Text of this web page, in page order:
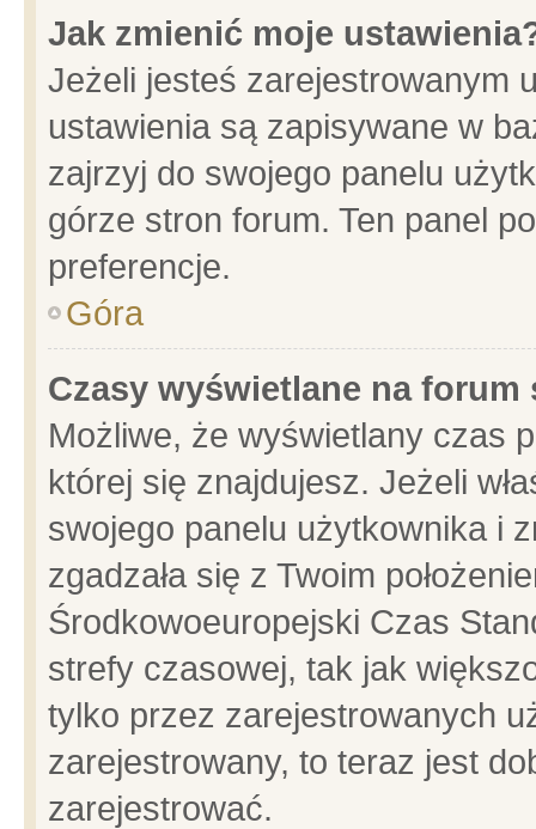
Jak zmienić moje
Jeżeli jesteś zarejestrowanym
ustawienia są zapisywane w
zajrzyj do swojego panelu
górze stron forum. Ten panel
preferencje.
Góra
Czasy wyświetlane na forum
Możliwe, że wyświetlany czas
której się znajdujesz. Jeżeli
swojego panelu użytkownika i
zgadzała się z Twoim
Środkowoeuropejski Czas
strefy czasowej, tak jak
tylko przez zarejestrowanych
zarejestrowany, to teraz jest
zarejestrować.